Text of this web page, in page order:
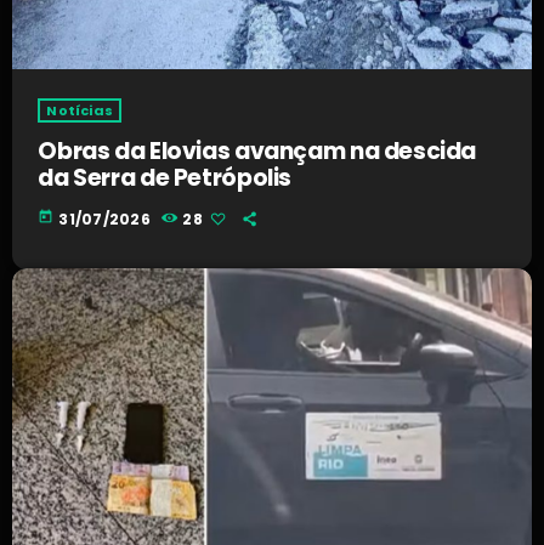
Notícias
Obras da Elovias avançam na descida
da Serra de Petrópolis
today 31/07/2026 28